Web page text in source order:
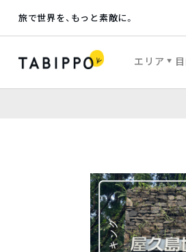
旅で世界を、もっと素敵に。
エリア